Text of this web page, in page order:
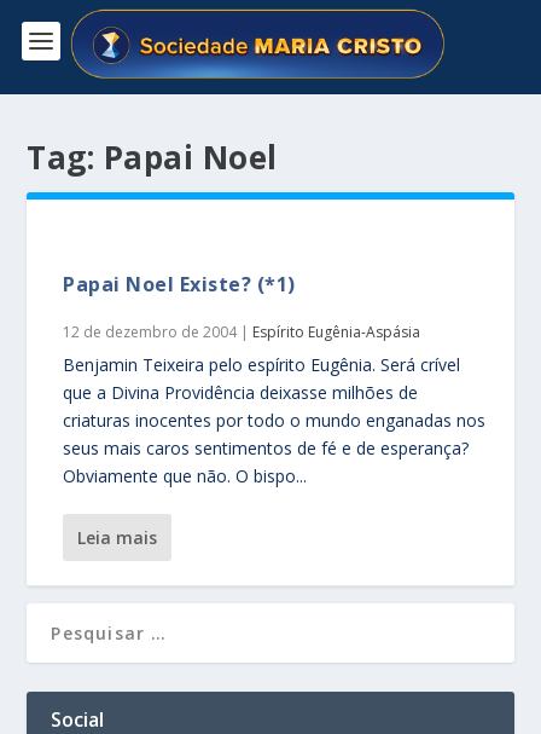
Tag: Papai Noel
Papai Noel Existe? (*1)
12 de dezembro de 2004| Espírito Eugênia-Aspásia
Benjamin Teixeira pelo espírito Eugênia. Será crível
que a Divina Providência deixasse milhões de
criaturas inocentes por todo o mundo enganadas nos
seus mais caros sentimentos de fé e de esperança?
Obviamente que não. O bispo...
leia mais
Social